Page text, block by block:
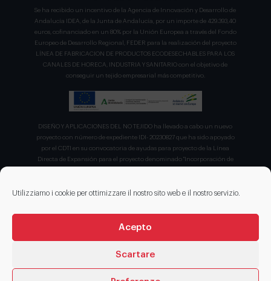
Utilizziamo i cookie per ottimizzare il nostro sito web e il nostro servizio.
Acepto
Scartare
Se ha recibido un incentivo de la Agencia de Innovación y Desarrollo de
Andalucía IDEA, de la Junta de Andalucía, por un importe de 429.393,40
euros, cofinanciado en un 80% por la Unión Europea a través del Fondo
Europeo de Desarrollo Regional, FEDER para la realización del proyecto
LÍNEA DE FABRICACION DE PRODUCTOS ECODESECHABLES PARA LOS
CANALES DE HORECA, INDUSTRIA Y SANITARIO con el objetivo de
conseguir un tejido empresarial más competitivo.
DISEÑO Y APLICACIONES DEL NO TEJIDO ha llevado a cabo un nuevo
proyecto con número de expediente IDI- 20230827 que ha sido apoyado
por el CDTI en su convocatoria de ayudas para proyecto de la Línea
Directa de Expansión para el proyecto denominado "Incorporación de
recibiendo en concepto de ayuda parcialmente reembolsable un 75%